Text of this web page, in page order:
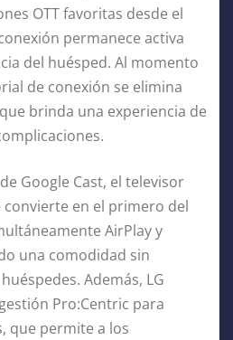
OTT favoritas desde el
permanece activa
del huésped. Al momento
de conexión se elimina
brinda una experiencia de
Google Cast, el televisor
convierte en el primero del
AirPlay y
una comodidad sin
Además, LG
Pro:Centric para
que permite a los